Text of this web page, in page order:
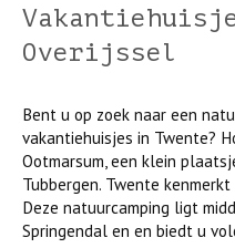
Overijssel
Bent u op zoek naar een
vakantiehuisjes in Twente?
Ootmarsum, een klein
Tubbergen. Twente
Deze natuurcamping ligt
Springendal en en biedt u